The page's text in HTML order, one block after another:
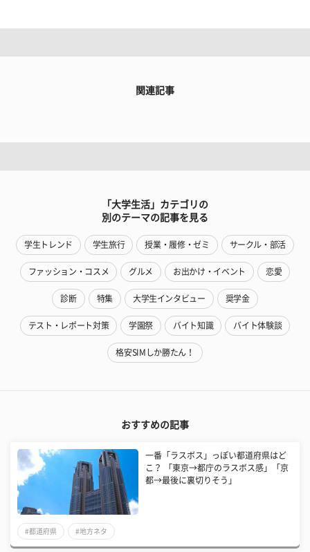
関連記事
「大学生活」カテゴリの
別のテーマの記事を見る
学生トレンド 学生旅行 授業・履修・ゼミ サークル・部活
ファッション・コスメ グルメ お出かけ・イベント 恋愛
診断 特集 大学生インタビュー 奨学金
テスト・レポート対策 学園祭 バイト知識 バイト体験談
格安SIMしか勝たん！
おすすめの記事
一番「ラスボス」っぽい都道府県はど
こ？ 「東京→都庁のラスボス感」「京
都→最後に裏切りそう」
#都道府県 #地方ネタ